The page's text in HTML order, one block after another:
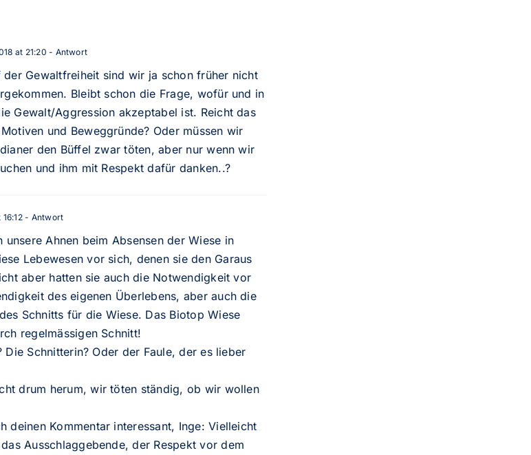
at 21:20 - Antwort
der Gewaltfreiheit sind wir ja schon früher nicht
Bleibt schon die Frage, wofür und in
Gewalt/Aggression akzeptabel ist. Reicht das
und Beweggründe? Oder müssen wir
den Büffel zwar töten, aber nur wenn wir
und ihm mit Respekt dafür danken..?
- Antwort
unsere Ahnen beim Absensen der Wiese in
Lebewesen vor sich, denen sie den Garaus
aber hatten sie auch die Notwendigkeit vor
des eigenen Überlebens, aber auch die
Schnitts für die Wiese. Das Biotop Wiese
regelmässigen Schnitt!
Die Schnitterin? Oder der Faule, der es lieber
drum herum, wir töten ständig, ob wir wollen
deinen Kommentar interessant, Inge: Vielleicht
Ausschlaggebende, der Respekt vor dem